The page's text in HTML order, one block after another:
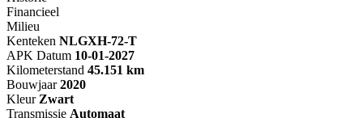
Financieel
Milieu
Kenteken NLGXH-72-T
APK Datum 10-01-2027
Kilometerstand 45.151 km
Bouwjaar 2020
Kleur Zwart
Transmissie Automaat